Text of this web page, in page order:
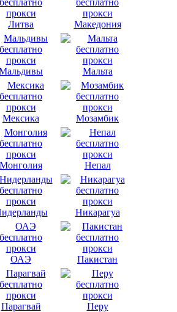
Литва Македония
Мальта
Мексика Мозамбик
Монголия Непал
Никарагуа
ОАЭ Пакистан
Парагвай Перу